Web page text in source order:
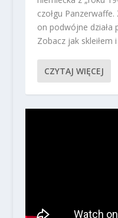
czołgu
on podwójne działa
Zobacz jak skleiłem
CZYTAJ WIĘCEJ